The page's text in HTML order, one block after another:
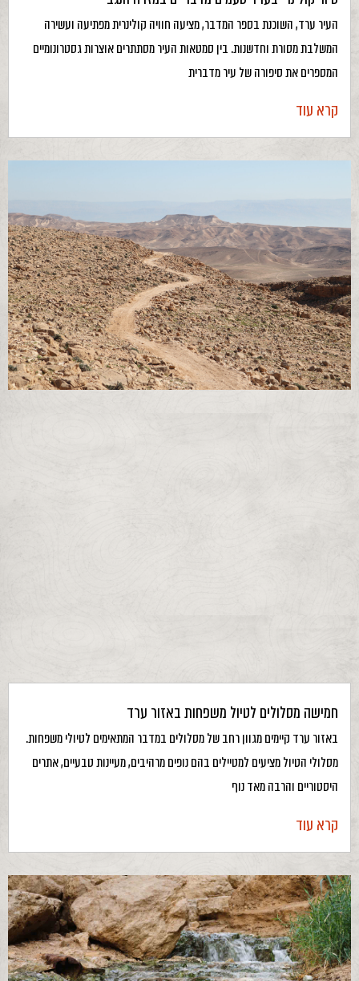
העיר ערד, השוכנת בספר המדבר, מציעה חוויה קולינרית מפתיעה ועשירה
המשלבת מסורת וחדשנות. בין סמטאות העיר מסתתרים אוצרות גסטרונומיים
המספרים את סיפורה של עיר מדברית
קרא עוד
חמישה מסלולים לטיול משפחות באזור ערד
באזור ערד קיימים מגוון רחב של מסלולים במדבר המתאימים לטיולי משפחות.
מסלולי הטיול מציעים למטיילים בהם נופים מרהיבים, מעיינות טבעיים, אתרים
היסטוריים והרבה מאד נוף
קרא עוד